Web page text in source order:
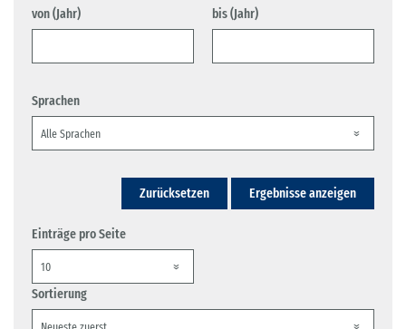
von (Jahr) bis (Jahr)
Sprachen
Zurücksetzen Ergebnisse anzeigen
Einträge pro Seite
Sortierung